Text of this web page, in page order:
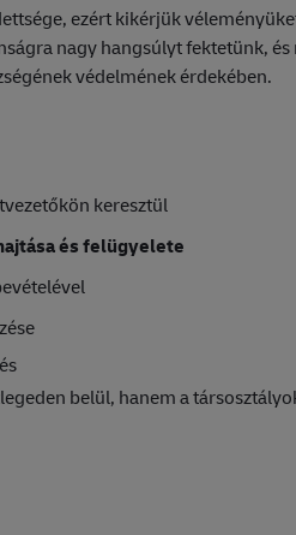
ezért kikérjük
nagy hangsúlyt fektetünk,
védelmének érdekében.
keresztül
és felügyelete
belül, hanem a